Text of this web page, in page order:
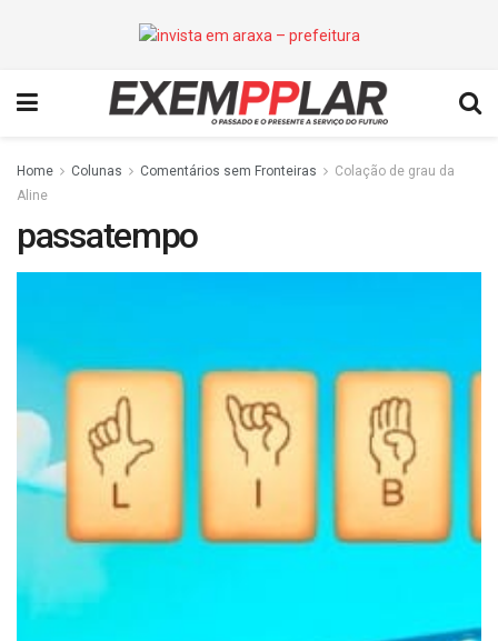
Home Colunas Comentários sem Fronteiras
Colação de grau da
Aline
passatempo